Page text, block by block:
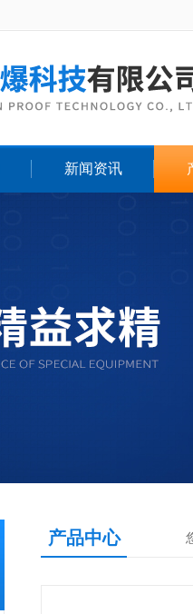
新闻资讯
产品中心